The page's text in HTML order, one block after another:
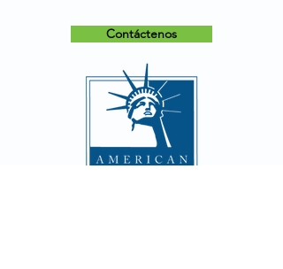
Contáctenos